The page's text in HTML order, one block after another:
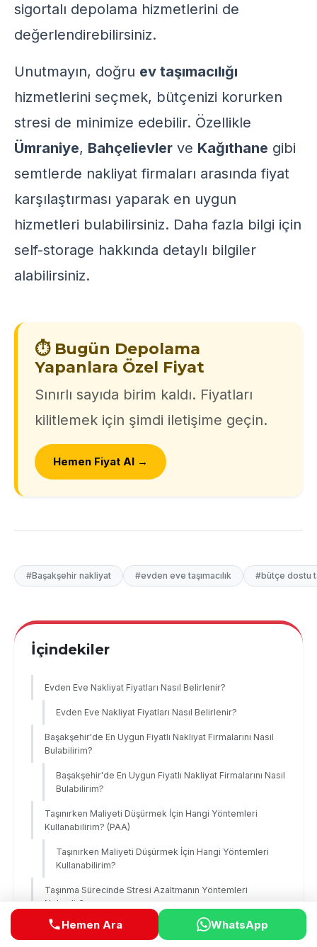
sigortalı depolama hizmetlerini de
değerlendirebilirsiniz.
Unutmayın, doğru ev taşımacılığı
hizmetlerini seçmek, bütçenizi korurken
stresi de minimize edebilir. Özellikle
Ümraniye, Bahçelievler ve Kağıthane gibi
semtlerde nakliyat firmaları arasında fiyat
karşılaştırması yaparak en uygun
hizmetleri bulabilirsiniz. Daha fazla bilgi için
self-storage hakkında detaylı bilgiler
alabilirsiniz.
⏱️ Bugün Depolama
Yapanlara Özel Fiyat
Sınırlı sayıda birim kaldı. Fiyatları
kilitlemek için şimdi iletişime geçin.
Hemen Fiyat Al →
#Başakşehir nakliyat #evden eve taşımacılık #bütçe dostu
İçindekiler
Evden Eve Nakliyat Fiyatları Nasıl Belirlenir?
Evden Eve Nakliyat Fiyatları Nasıl Belirlenir?
Başakşehir'de En Uygun Fiyatlı Nakliyat Firmalarını Nasıl
Bulabilirim?
Başakşehir'de En Uygun Fiyatlı Nakliyat Firmalarını Nasıl
Bulabilirim?
Taşınırken Maliyeti Düşürmek İçin Hangi Yöntemleri
Kullanabilirim? (PAA)
Taşınırken Maliyeti Düşürmek İçin Hangi Yöntemleri
Kullanabilirim?
Taşınma Sürecinde Stresi Azaltmanın Yöntemleri
Nelerdir?
Taşınma Stresini Azaltmanın Etkili Yöntemleri
Hemen Ara WhatsApp